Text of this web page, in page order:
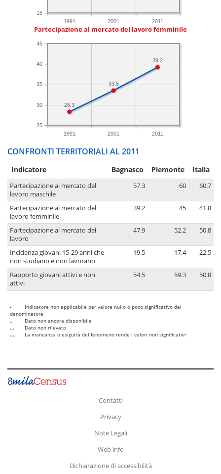
1991 2001 2011
15
Partecipazione al mercato del lavoro femminile
1991 2001 2011
25
30
35
40
45
39.2
33.5
28.3
CONFRONTI TERRITORIALI AL 2011
Indicatore Bagnasco Piemonte Italia
Partecipazione al mercato del
lavoro maschile
57.3 60 60.7
Partecipazione al mercato del
lavoro femminile
39.2 45 41.8
Partecipazione al mercato del
lavoro
47.9 52.2 50.8
Incidenza giovani 15-29 anni che
non studiano e non lavorano
19.5 17.4 22.5
Rapporto giovani attivi e non
attivi
54.5 59.3 50.8
-
Indicatore non applicabile per valore nullo o poco significativo del
denominatore
..
Dato non ancora disponibile
...
Dato non rilevato
....
La mancanza o esiguità del fenomeno rende i valori non significativi
Contatti
Privacy
Note Legali
Web info
Dichiarazione di accessibilità